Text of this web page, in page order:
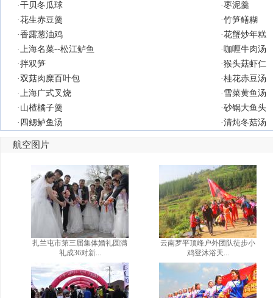
·干贝冬瓜球 ·枣泥羹
·花生赤豆羹 ·竹笋鳝糊
·香露葱油鸡 ·花蟹炒年糕
·上海名菜--松江鲈鱼 ·咖喱牛肉汤
·拌双笋 ·猴头菇虾仁
·双菇肉糜百叶包 ·桂花赤豆汤
·上海广式叉烧 · 雪菜黄鱼汤
· 山楂橘子羹 ·砂锅大鱼头
· 四鳃鲈鱼汤 ·清炖冬菇汤
航空图片
扎兰屯市第三届集体婚礼圆满
礼成36对新...
云南罗平顶峰户外团队徒步小
鸡登沐浴天...